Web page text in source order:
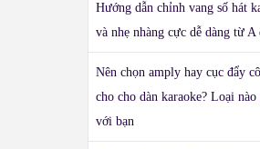
Hướng dẫn chỉnh vang số hát
và nhẹ nhàng cực dễ dàng từ A
Nên chọn amply hay cục đẩy
cho cho dàn karaoke? Loại nào
với bạn